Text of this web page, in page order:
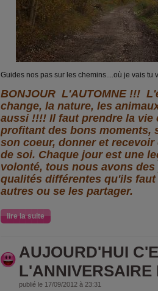
Guides nos pas sur les chemins....où je vais tu
BONJOUR L'AUTOMNE !!!
change, la nature, les
aussi !!!! Il faut prendre la vie
profitant des bons moments,
son coeur, donner et
de soi. Chaque jour est une
volonté, tous nous avons
qualités différentes qu'ils
autres ou se les partager.
lire la suite
AUJOURD'HUI
publié le 17/09/2012 à 23:31